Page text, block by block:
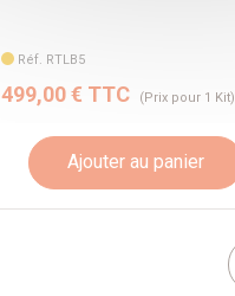
Réf. RTLB5
499,00 € TTC (Prix pour 1 Kit)
Ajouter au panier